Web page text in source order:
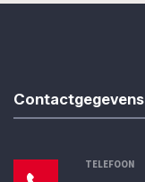
Contactgegevens
TELEFOON